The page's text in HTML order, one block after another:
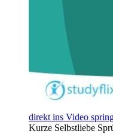
direkt ins Video
Kurze Selbstliebe